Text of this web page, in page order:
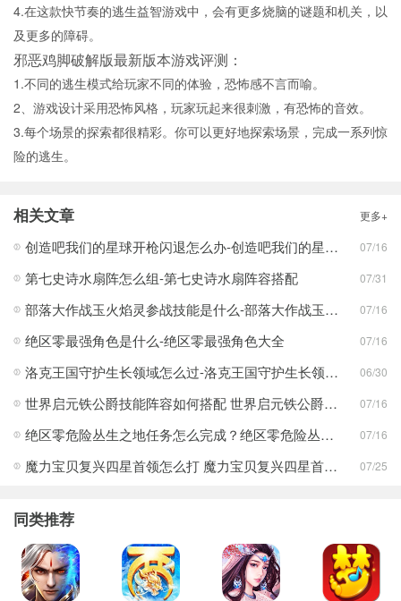
4.在这款快节奏的逃生益智游戏中，会有更多烧脑的谜题和机关，以
及更多的障碍。
邪恶鸡脚破解版最新版本游戏评测：
1.不同的逃生模式给玩家不同的体验，恐怖感不言而喻。
2、游戏设计采用恐怖风格，玩家玩起来很刺激，有恐怖的音效。
3.每个场景的探索都很精彩。你可以更好地探索场景，完成一系列惊
险的逃生。
相关文章 更多+
创造吧我们的星球开枪闪退怎么办-创造吧我们的星球开枪闪退合集 07/16
第七史诗水扇阵怎么组-第七史诗水扇阵容搭配 07/31
部落大作战玉火焰灵参战技能是什么-部落大作战玉火焰灵参战技能合集 07/16
绝区零最强角色是什么-绝区零最强角色大全 07/16
洛克王国守护生长领域怎么过-洛克王国守护生长领域通关攻略 06/30
世界启元铁公爵技能阵容如何搭配 世界启元铁公爵技能阵容搭配合集 07/16
绝区零危险丛生之地任务怎么完成？绝区零危险丛生之地任务完成攻略 07/16
魔力宝贝复兴四星首领怎么打 魔力宝贝复兴四星首领打法合集 07/25
同类推荐